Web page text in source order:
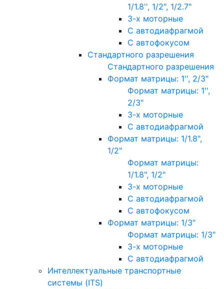
1/1.8'', 1/2", 1/2.7"
3-х моторные
С автодиафрагмой
С автофокусом
Стандартного разрешения
Стандартного разрешения
Формат матрицы: 1'', 2/3"
Формат матрицы: 1'',
2/3"
3-х моторные
С автодиафрагмой
Формат матрицы: 1/1.8",
1/2"
Формат матрицы:
1/1.8", 1/2"
3-х моторные
С автодиафрагмой
С автофокусом
Формат матрицы: 1/3"
Формат матрицы: 1/3"
3-х моторные
С автодиафрагмой
Интеллектуальные транспортные
системы (ITS)